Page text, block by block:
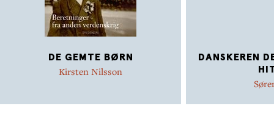
DE GEMTE BØRN
Kirsten Nilsson
DANSKEREN